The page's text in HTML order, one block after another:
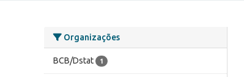
Organizações
BCB/Dstat 1